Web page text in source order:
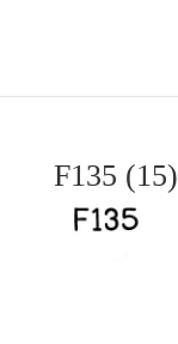
F135 (15)